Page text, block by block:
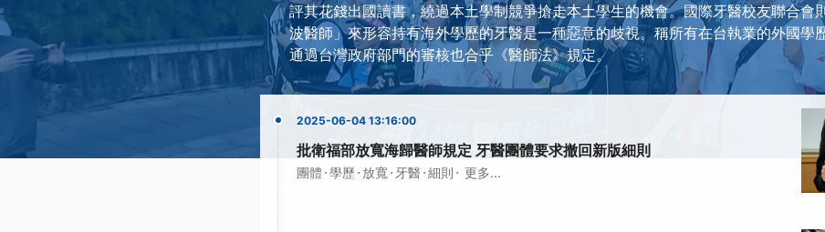
評其花錢出國讀書，繞過本土學制競爭搶走本土學生的機會。國際牙醫校友聯合會
波醫師」來形容持有海外學歷的牙醫是一種惡意的歧視。稱所有在台執業的外國學
通過台灣政府部門的審核也合乎《醫師法》規定。
2025-06-04 13:16:00
批衛福部放寬海歸醫師規定 牙醫團體要求撤回新版細則
團體 ·學歷 · 放寬 · 牙醫·細則 · 更多...